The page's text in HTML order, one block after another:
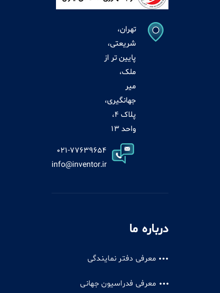
تهران،
شریعتی،
پایین تر از
ملک،
میر
جهانگیری،
پلاک 4،
واحد 13
021-77639654
info@inventor.ir
درباره ما
معرفی دفتر نمایندگی
معرفی فدراسیون جهانی